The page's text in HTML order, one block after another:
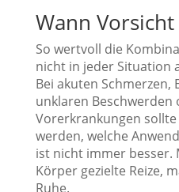
Wann
So wertvoll die
nicht in jeder Situation
Bei akuten Schmerzen,
unklaren
Vorerkrankungen
werden, welche
ist nicht immer
Körper gezielte Reize,
Ruhe.